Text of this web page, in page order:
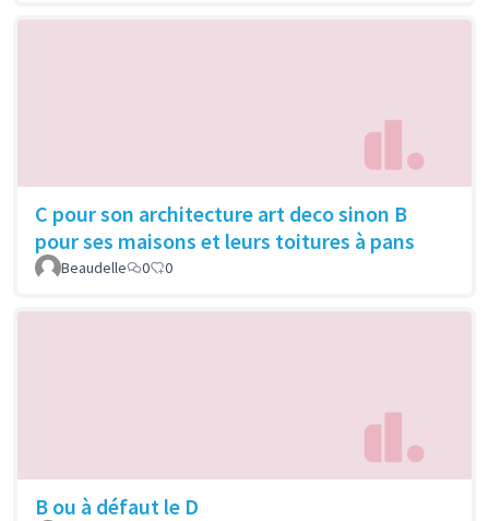
C pour son architecture art deco sinon B
pour ses maisons et leurs toitures à pans
Beaudelle 0 0
B ou à défaut le D